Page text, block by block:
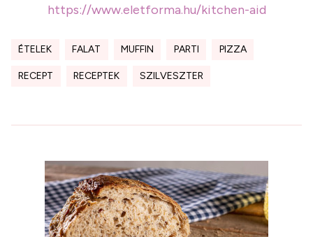
https://www.eletforma.hu/kitchen-aid
ÉTELEK FALAT MUFFIN PARTI PIZZA
RECEPT RECEPTEK SZILVESZTER